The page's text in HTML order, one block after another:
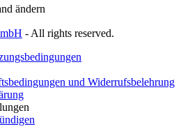
ändern
- All rights reserved.
und Widerrufsbelehrung